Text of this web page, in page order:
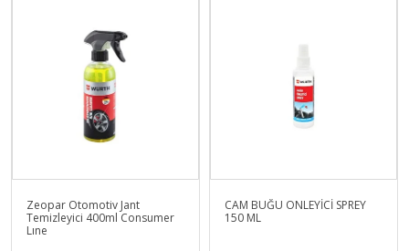
Zeopar Otomotiv Jant
Temizleyici 400ml Consumer
Lıne
CAM BUĞU ÖNLEYİCİ SPREY
150 ML